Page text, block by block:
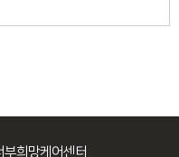
부희망케어센터